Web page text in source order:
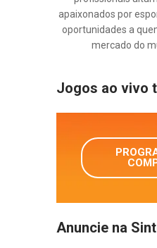
apaixonados por
oportunidades a
mercado do
Jogos ao vivo
Anuncie na